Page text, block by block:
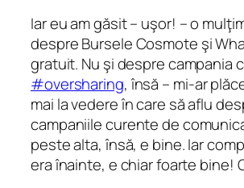
Iar eu am găsit – uşor! – o
despre Bursele Cosmote şi
gratuit. Nu şi despre campania
#oversharing, însă – mi-ar
mai la vedere în care să aflu
campaniile curente de
peste alta, însă, e bine. Iar
era înainte, e chiar foarte bine!